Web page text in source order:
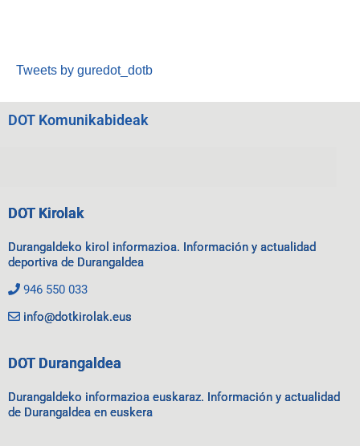
Tweets by guredot_dotb
DOT Komunikabideak
DOT Kirolak
Durangaldeko kirol informazioa. Información y actualidad
deportiva de Durangaldea
946 550 033
info@dotkirolak.eus
DOT Durangaldea
Durangaldeko informazioa euskaraz. Información y actualidad
de Durangaldea en euskera